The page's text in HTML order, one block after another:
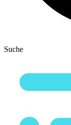
Suche